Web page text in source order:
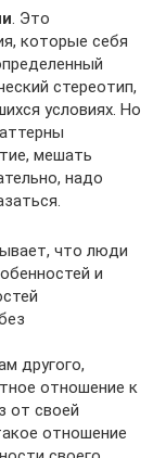
. Это
которые себя
стереотип,
условиях. Но
мешать
надо
что люди
и
другого,
отношение к
от своей
отношение